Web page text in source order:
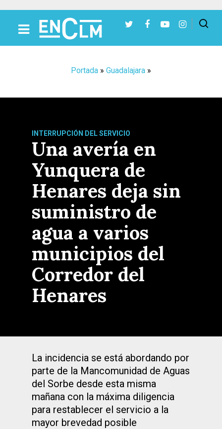
Portada » Guadalajara »
INTERRUPCIÓN DEL SERVICIO
Una avería en
Yunquera de
Henares deja sin
suministro de
agua a varios
municipios del
Corredor del
Henares
La incidencia se está abordando por
parte de la Mancomunidad de Aguas
del Sorbe desde esta misma
mañana con la máxima diligencia
para restablecer el servicio a la
mayor brevedad posible